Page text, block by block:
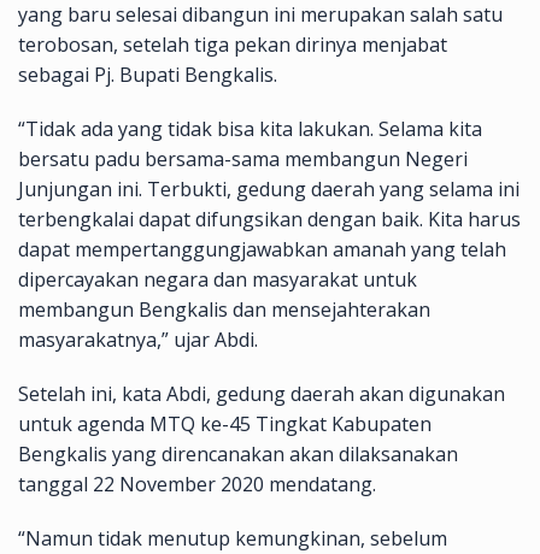
yang baru selesai dibangun ini merupakan salah satu
terobosan, setelah tiga pekan dirinya menjabat
sebagai Pj. Bupati Bengkalis.
“Tidak ada yang tidak bisa kita lakukan. Selama kita
bersatu padu bersama-sama membangun Negeri
Junjungan ini. Terbukti, gedung daerah yang selama ini
terbengkalai dapat difungsikan dengan baik. Kita harus
dapat mempertanggungjawabkan amanah yang telah
dipercayakan negara dan masyarakat untuk
membangun Bengkalis dan mensejahterakan
masyarakatnya,” ujar Abdi.
Setelah ini, kata Abdi, gedung daerah akan digunakan
untuk agenda MTQ ke-45 Tingkat Kabupaten
Bengkalis yang direncanakan akan dilaksanakan
tanggal 22 November 2020 mendatang.
“Namun tidak menutup kemungkinan, sebelum